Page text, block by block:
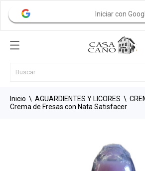
Iniciar con
Inicio AGUARDIENTES Y LICORES
Crema de Fresas con Nata Satisfacer